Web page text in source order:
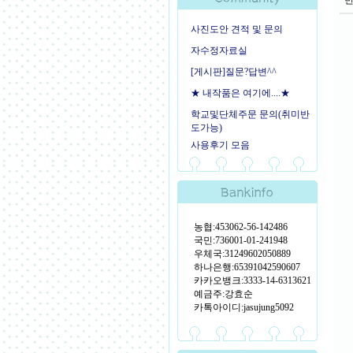
사진도안 견적 및 문의
자수정자료실
[게시판]질문?답변^^
★ 내작품은 여기에....★
학교및단체주문 문의(취미반
도가능)
사용후기 모음
농협:453062-56-142486
국민:736001-01-241948
우체국:31249602050889
하나은행:65391042590607
카카오뱅크:3333-14-6313621
예금주:강효순
카톡아이디:jasujung5092